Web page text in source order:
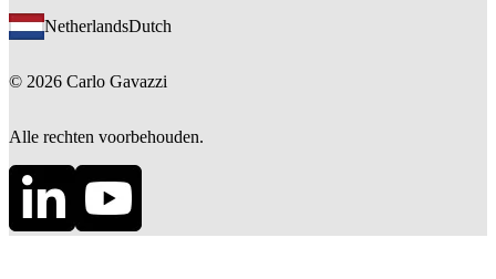
NetherlandsDutch
© 2026 Carlo Gavazzi
Alle rechten voorbehouden.